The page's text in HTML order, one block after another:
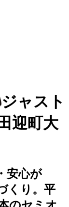
ジャスト
迎町大
安心が
くり。平